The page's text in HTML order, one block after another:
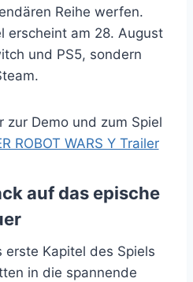
Reihe werfen.
erscheint am 28. August
und PS5, sondern
zur Demo und zum Spiel
ROBOT WARS Y Trailer
auf das epische
erste Kapitel des Spiels
in die spannende